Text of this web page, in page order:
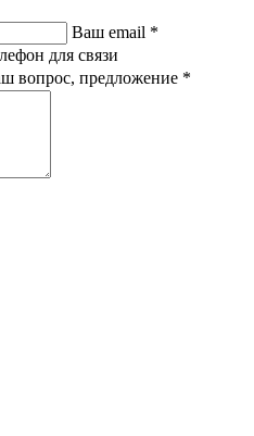
Ваш email *
для связи
вопрос, предложение *